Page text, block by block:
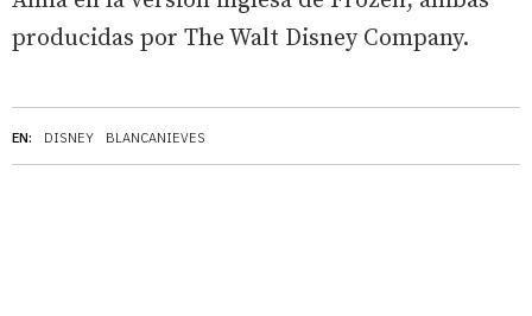
EN: DISNEY BLANCANIEVES
producidas por The Walt Disney Company.